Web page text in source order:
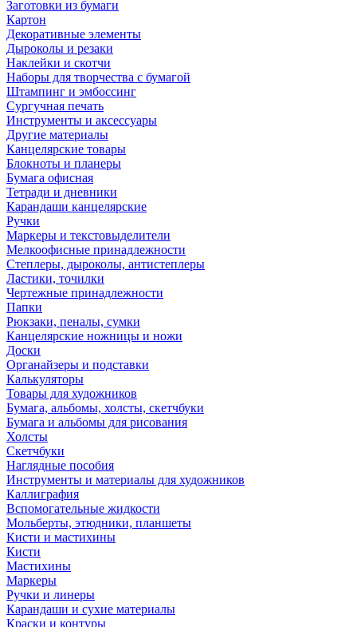
Заготовки из бумаги
Картон
Декоративные элементы
Дыроколы и резаки
Наклейки и скотчи
Наборы для творчества с бумагой
Штампинг и эмбоссинг
Сургучная печать
Инструменты и аксессуары
Другие материалы
Канцелярские товары
Блокноты и планеры
Бумага офисная
Тетради и дневники
Карандаши канцелярские
Ручки
Маркеры и текстовыделители
Мелкоофисные принадлежности
Степлеры, дыроколы, антистеплеры
Ластики, точилки
Чертежные принадлежности
Папки
Рюкзаки, пеналы, сумки
Канцелярские ножницы и ножи
Доски
Органайзеры и подставки
Калькуляторы
Товары для художников
Бумага, альбомы, холсты, скетчбуки
Бумага и альбомы для рисования
Холсты
Скетчбуки
Наглядные пособия
Инструменты и материалы для художников
Каллиграфия
Вспомогательные жидкости
Мольберты, этюдники, планшеты
Кисти и мастихины
Кисти
Мастихины
Маркеры
Ручки и линеры
Карандаши и сухие материалы
Краски и контуры